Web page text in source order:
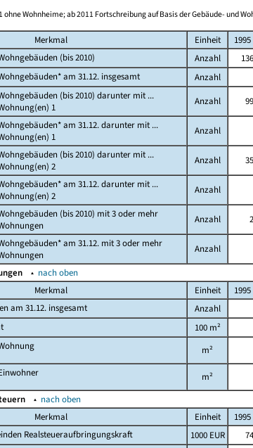
Wohnheime; ab 2011 Fortschreibung auf Basis der Gebäude- und
Merkmal Einheit 1995
(bis 2010) Anzahl 136
am 31.12. insgesamt
Anzahl
(bis 2010) darunter mit ...
1
Anzahl 99
am 31.12. darunter mit ...
1
Anzahl
(bis 2010) darunter mit ...
2
Anzahl 35
am 31.12. darunter mit ...
2
Anzahl
(bis 2010) mit 3 oder mehr
Anzahl 2
am 31.12. mit 3 oder mehr
Anzahl
▴ nach oben
Merkmal
Einheit 1995
am 31.12. insgesamt
Anzahl
100 m²
m²
m²
▴ nach oben
Merkmal
Einheit 1995
Realsteueraufbringungskraft
1000 EUR 74